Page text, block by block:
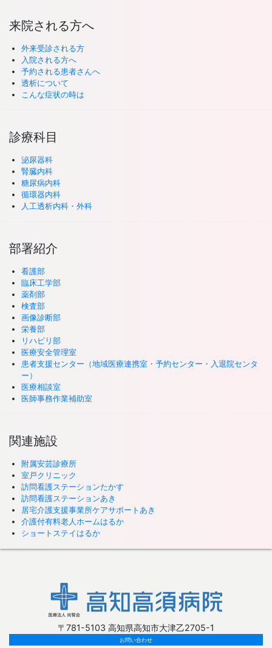
来院される方へ
外来受診される方
入院される方へ
予約される患者さんへ
透析について
こんな症状の時は
診療科目
泌尿器科
腎臓内科
糖尿病内科
循環器内科
人工透析内科・外科
部署紹介
看護部
臨床工学部
薬剤部
検査部
画像診断部
栄養部
リハビリ部
医療安全管理室
患者支援センター（地域医療連携室・予約センター・入退院センタ
ー）
医療相談室
医師事務作業補助室
関連施設
附属安芸診療所
室戸クリニック
訪問看護ステーションたかす
訪問看護ステーションあき
居宅介護支援事業所ケアサポートあき
介護付有料老人ホームはるか
ショートステイはるか
〒781-5103 高知県高知市大津乙2705-1
お問い合わせ